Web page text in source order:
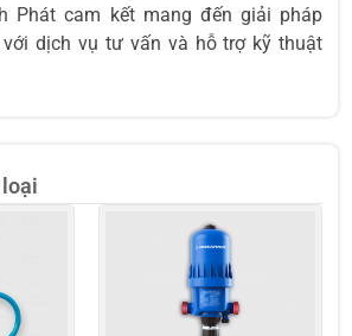
Phát cam kết mang đến giải pháp
dịch vụ tư vấn và hỗ trợ kỹ thuật